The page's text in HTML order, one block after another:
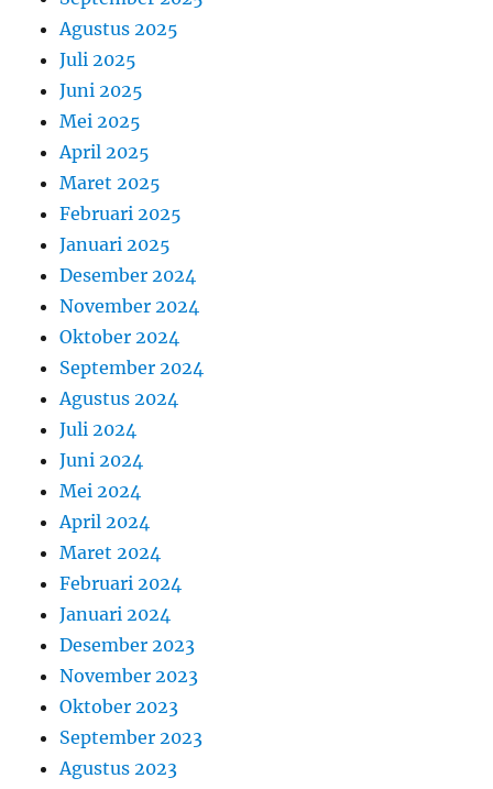
Agustus 2025
Juli 2025
Juni 2025
Mei 2025
April 2025
Maret 2025
Februari 2025
Januari 2025
Desember 2024
November 2024
Oktober 2024
September 2024
Agustus 2024
Juli 2024
Juni 2024
Mei 2024
April 2024
Maret 2024
Februari 2024
Januari 2024
Desember 2023
November 2023
Oktober 2023
September 2023
Agustus 2023